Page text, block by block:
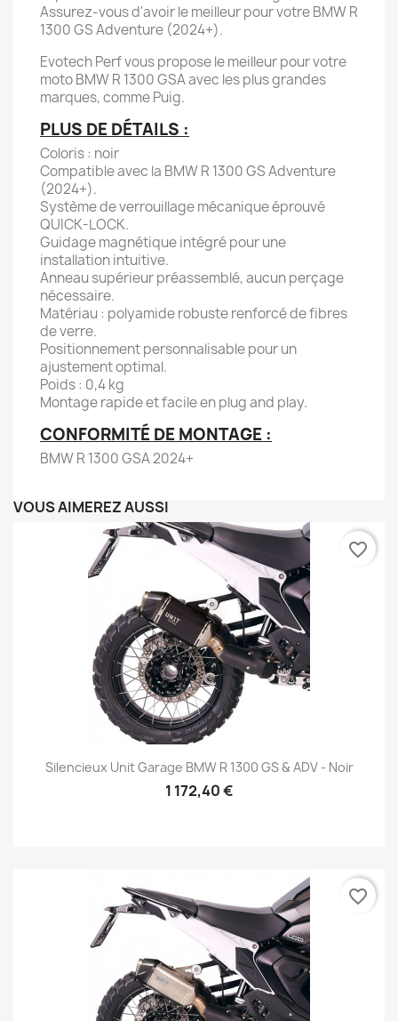
Assurez-vous d'avoir le meilleur pour votre BMW R
1300 GS Adventure (2024+).
Evotech Perf vous propose le meilleur pour votre
moto BMW R 1300 GSA avec les plus grandes
marques, comme Puig.
PLUS DE DÉTAILS :
Coloris : noir
Compatible avec la BMW R 1300 GS Adventure
(2024+).
Système de verrouillage mécanique éprouvé
QUICK-LOCK.
Guidage magnétique intégré pour une
installation intuitive.
Anneau supérieur préassemblé, aucun perçage
nécessaire.
Matériau : polyamide robuste renforcé de fibres
de verre.
Positionnement personnalisable pour un
ajustement optimal.
Poids : 0,4 kg
Montage rapide et facile en plug and play.
CONFORMITÉ DE MONTAGE :
BMW R 1300 GSA 2024+
VOUS AIMEREZ AUSSI
Silencieux Unit Garage BMW R 1300 GS & ADV - Noir
1 172,40 €
favorite_border
favorite_border